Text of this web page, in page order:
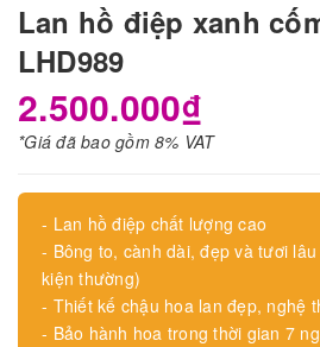
Lan hồ điệp xanh
LHD989
2.500.000₫
*Giá đã bao gồm 8% VAT
- Lan hồ điệp chất lượng cao
- Bông to, cành dài, đẹp và tươi
kiện thường)
- Thiết kế chậu hoa lan đẹp, nghệ
- Bảo hành hoa trong thời gian 7